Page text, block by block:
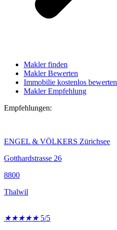
Makler finden
Makler Bewerten
Immobilie kostenlos bewerten
Makler Empfehlung
Empfehlungen:
ENGEL & VÖLKERS Zürichsee
Gotthardstrasse 26
8800
Thalwil
★★★★★ 5/5